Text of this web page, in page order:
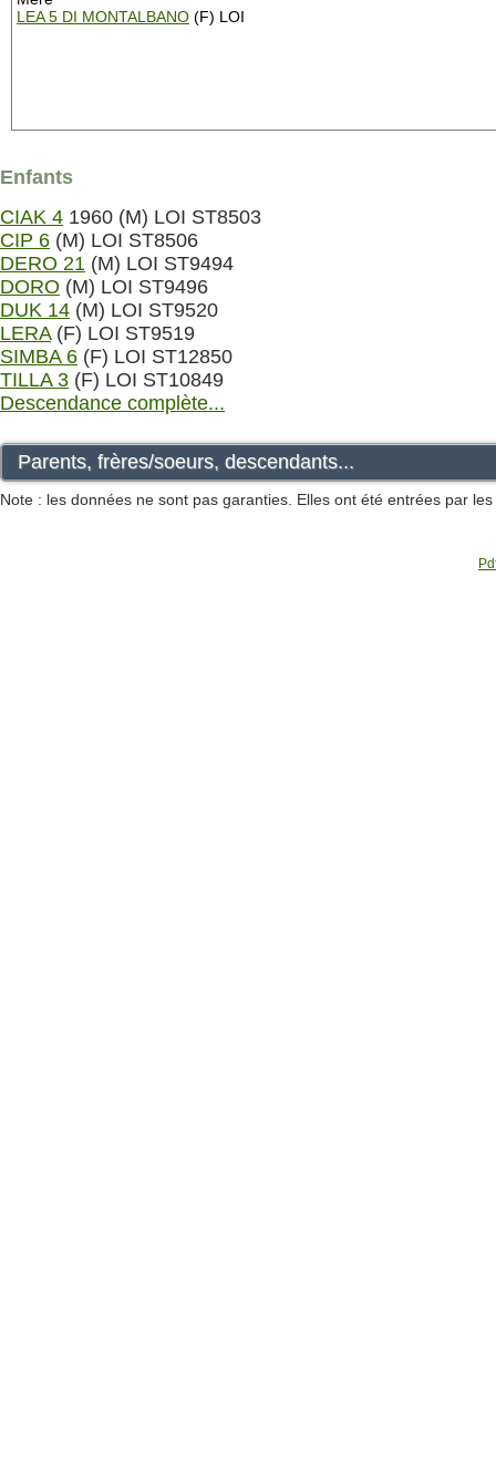
LEA 5 DI MONTALBANO (F) LOI
Enfants
CIAK 4 1960 (M) LOI ST8503
CIP 6 (M) LOI ST8506
DERO 21 (M) LOI ST9494
DORO (M) LOI ST9496
DUK 14 (M) LOI ST9520
LERA(F) LOI ST9519
SIMBA 6 (F) LOI ST12850
TILLA 3 (F) LOI ST10849
Descendance complète...
Parents, frères/soeurs, descendants...
Note : les données ne sont pas garanties. Elles ont été entrées par